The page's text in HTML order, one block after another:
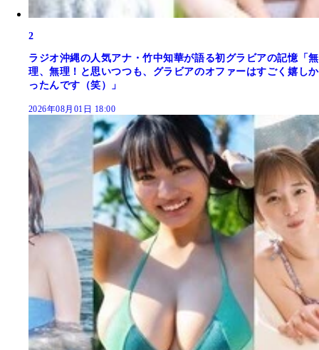
2
ラジオ沖縄の人気アナ・竹中知華が語る初グラビアの記憶「無
理、無理！と思いつつも、グラビアのオファーはすごく嬉しか
ったんです（笑）」
2026年08月01日 18:00